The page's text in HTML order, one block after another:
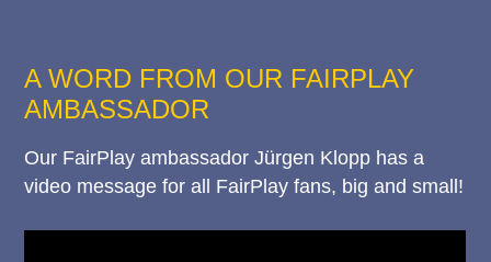
A WORD FROM OUR FAIRPLAY
AMBASSADOR
Our FairPlay ambassador Jürgen Klopp has a
video message for all FairPlay fans, big and small!